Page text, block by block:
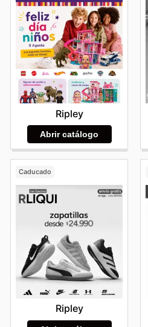
Ripley
Abrir catálogo
Caducado
Ripley